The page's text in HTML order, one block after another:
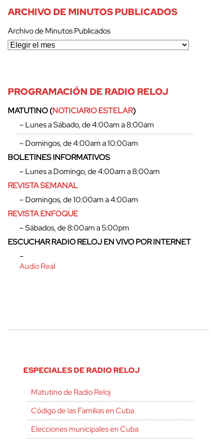
ARCHIVO DE MINUTOS PUBLICADOS
Archivo de Minutos Publicados
PROGRAMACIÓN DE RADIO RELOJ
MATUTINO (NOTICIARIO ESTELAR)
– Lunes a Sábado, de 4:00am a 8:00am
– Domingos, de 4:00am a 10:00am
BOLETINES INFORMATIVOS
– Lunes a Domingo, de 4:00am a 8:00am
REVISTA SEMANAL
– Domingos, de 10:00am a 4:00am
REVISTA ENFOQUE
– Sábados, de 8:00am a 5:00pm
ESCUCHAR RADIO RELOJ EN VIVO POR INTERNET
–
Audio Real
ESPECIALES DE RADIO RELOJ
Matutino de Radio Reloj
Código de las Familias en Cuba
Elecciones municipales en Cuba